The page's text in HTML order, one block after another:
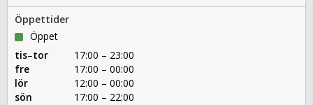
Öppettider
Öppet
tis–tor
17:00 – 23:00
fre
17:00 – 00:00
lör
12:00 – 00:00
sön
17:00 – 22:00